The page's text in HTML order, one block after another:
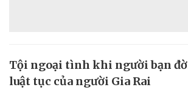
Tội ngoại tình khi người bạn
luật tục của người Gia Rai